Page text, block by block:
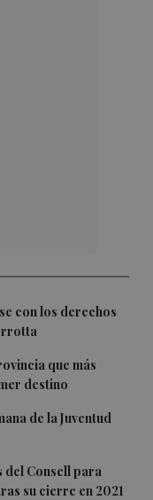
con los derechos
que más
destino
de la Juventud
Consell para
su cierre en 2021